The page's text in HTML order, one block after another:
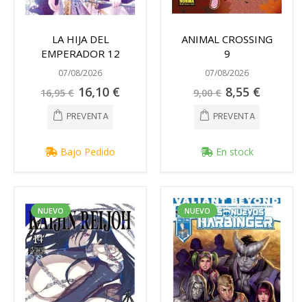
LA HIJA DEL
EMPERADOR 12
07/08/2026
16,95 € Precio
especial
16,10 €
PREVENTA
Bajo Pedido
ANIMAL CROSSING
9
07/08/2026
9,00 € Precio
especial
8,55 €
PREVENTA
En stock
NUEVO NUEVO